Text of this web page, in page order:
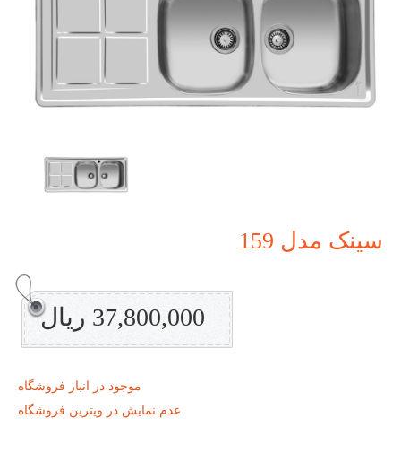
سینک مدل 159
37,800,000 ریال
موجود در انبار فروشگاه
عدم نمایش در ویترین فروشگاه